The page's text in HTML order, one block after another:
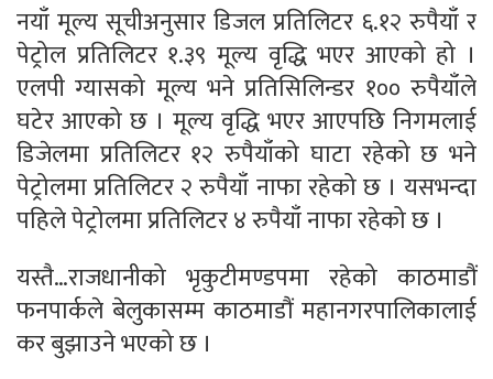
नयाँ मूल्य सूचीअनुसार डिजल प्रतिलिटर ६.१२ रुपैयाँ र
पेट्रोल प्रतिलिटर १.३९ मूल्य वृद्धि भएर आएको हो ।
एलपी ग्यासको मूल्य भने प्रतिसिलिन्डर १०० रुपैयाँले
घटेर आएको छ । मूल्य वृद्धि भएर आएपछि निगमलाई
डिजेलमा प्रतिलिटर १२ रुपैयाँको घाटा रहेको छ भने
पेट्रोलमा प्रतिलिटर २ रुपैयाँ नाफा रहेको छ । यसभन्दा
पहिले पेट्रोलमा प्रतिलिटर ४ रुपैयाँ नाफा रहेको छ ।
यस्तै…राजधानीको भृकुटीमण्डपमा रहेको काठमाडौं
फनपार्कले बेलुकासम्म काठमाडौं महानगरपालिकालाई
कर बुझाउने भएको छ ।